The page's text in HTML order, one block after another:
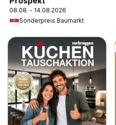
08.08. - 14.08.2026
Sonderpreis Baumarkt